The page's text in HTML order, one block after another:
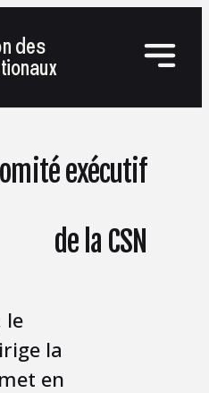
des
exécutif
de la CSN
le
la
en